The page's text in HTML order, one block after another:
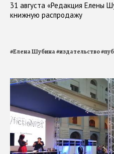
31 августа «Редакция Елены
книжную распродажу
#Елена Шубина#издательство#